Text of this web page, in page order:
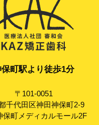
町駅より徒歩1分
〒101-0051
千代田区神田神保町2-9
保町メディカルモール2F